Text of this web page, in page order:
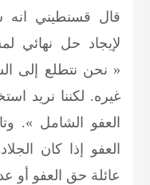
قال قسنطيني انه
لإيجاد حل نهائي
« نحن نتطلع إلى
غيره. لكننا نريد
العفو الشامل ».
العفو إذا كان
عائلة حق العفو أو